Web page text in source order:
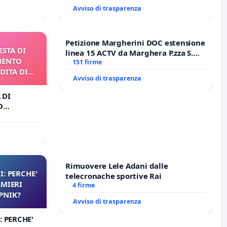
Avviso di trasparenza
DI
DI
DI
DI
Petizione Margherini DOC estensione
linea 15 ACTV da Marghera P.zza S.
Antonio all'aeroporto Marco Polo
tariffa a € 1,50
151 firme
Avviso di trasparenza
PERCHE'
Rimuovere Lele Adani dalle
telecronache sportive Rai
4 firme
Avviso di trasparenza